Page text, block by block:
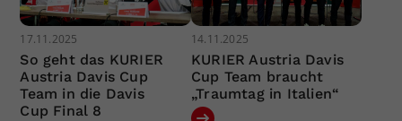
17.11.2025
So geht das KURIER
Austria Davis Cup
Team in die Davis
Cup Final 8
14.11.2025
KURIER Austria Davis
Cup Team braucht
„Traumtag in Italien“